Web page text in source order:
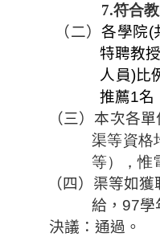
7.符合
（二）各學院(
特聘教
人員)比
推薦1名
（三）本次各
渠等資格
等），惟
（四）渠等如
給， 97學
決議：通過。